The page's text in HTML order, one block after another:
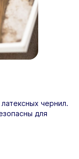
чернил.
для